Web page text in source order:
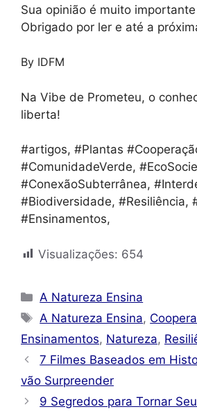
Sua opinião é muito
Obrigado por ler e até a
By IDFM
Na Vibe de Prometeu, o
liberta!
#artigos, #Plantas
#ComunidadeVerde,
#ConexãoSubterrânea,
#Biodiversidade, #Resiliência,
#Ensinamentos,
Visualizações: 654
Categorias
A Natureza Ensina
Tags
A Natureza Ensina,
Ensinamentos, Natureza,
7 Filmes Baseados em
vão Surpreender
9 Segredos para Tornar